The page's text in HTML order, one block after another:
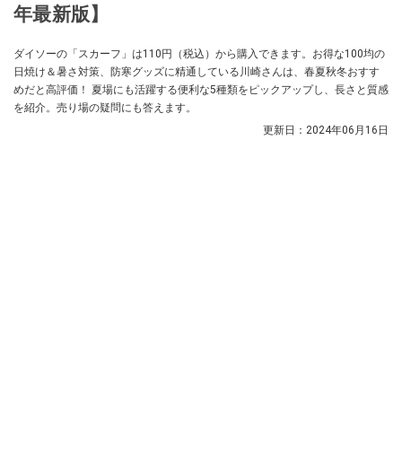
年最新版】
ダイソーの「スカーフ」は110円（税込）から購入できます。お得な100均の
日焼け＆暑さ対策、防寒グッズに精通している川崎さんは、春夏秋冬おすす
めだと高評価！ 夏場にも活躍する便利な5種類をピックアップし、長さと質感
を紹介。売り場の疑問にも答えます。
更新日： 2024年06月16日